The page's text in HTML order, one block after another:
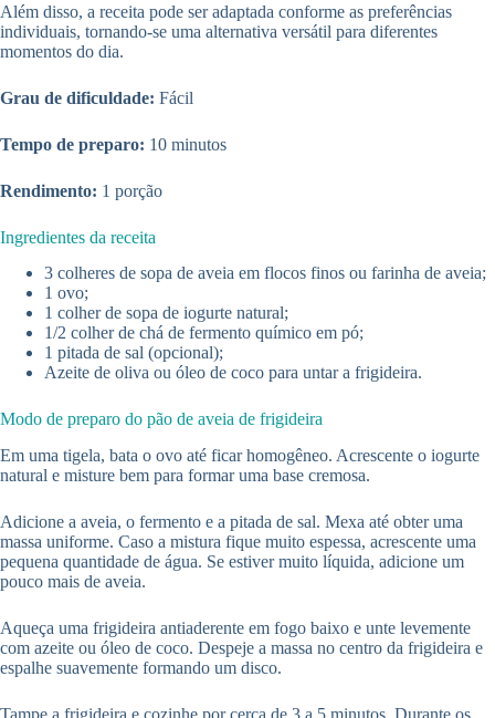
Além disso, a receita pode ser adaptada conforme as preferências
individuais, tornando-se uma alternativa versátil para diferentes
momentos do dia.
Grau de dificuldade: Fácil
Tempo de preparo: 10 minutos
Rendimento: 1 porção
Ingredientes da receita
3 colheres de sopa de aveia em flocos finos ou farinha de aveia;
1 ovo;
1 colher de sopa de iogurte natural;
1/2 colher de chá de fermento químico em pó;
1 pitada de sal (opcional);
Azeite de oliva ou óleo de coco para untar a frigideira.
Modo de preparo do pão de aveia de frigideira
Em uma tigela, bata o ovo até ficar homogêneo. Acrescente o iogurte
natural e misture bem para formar uma base cremosa.
Adicione a aveia, o fermento e a pitada de sal. Mexa até obter uma
massa uniforme. Caso a mistura fique muito espessa, acrescente uma
pequena quantidade de água. Se estiver muito líquida, adicione um
pouco mais de aveia.
Aqueça uma frigideira antiaderente em fogo baixo e unte levemente
com azeite ou óleo de coco. Despeje a massa no centro da frigideira e
espalhe suavemente formando um disco.